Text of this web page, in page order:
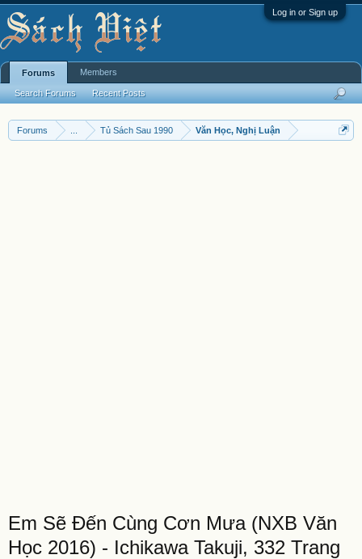
Log in or Sign up
Forums Tủ Sách Sau 1990 Văn Học, Nghị Luận
Em Sẽ Đến Cùng Cơn Mưa (NXB Văn
Học 2016) - Ichikawa Takuji, 332 Trang
Forums
Search Forums Recent Posts
Members